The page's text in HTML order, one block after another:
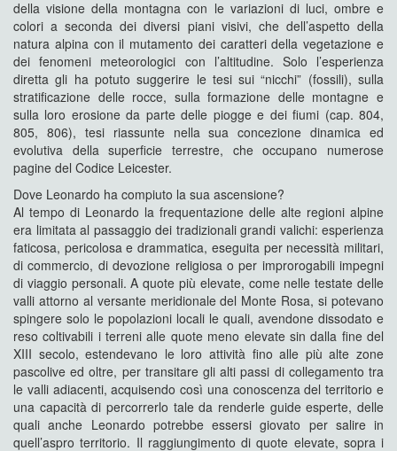
della visione della montagna con le variazioni di luci, ombre e
colori a seconda dei diversi piani visivi, che dell’aspetto della
natura alpina con il mutamento dei caratteri della vegetazione e
dei fenomeni meteorologici con l’altitudine. Solo l’esperienza
diretta gli ha potuto suggerire le tesi sui “nicchi” (fossili), sulla
stratificazione delle rocce, sulla formazione delle montagne e
sulla loro erosione da parte delle piogge e dei fiumi (cap. 804,
805, 806), tesi riassunte nella sua concezione dinamica ed
evolutiva della superficie terrestre, che occupano numerose
pagine del Codice Leicester.
Dove Leonardo ha compiuto la sua ascensione?
Al tempo di Leonardo la frequentazione delle alte regioni alpine
era limitata al passaggio dei tradizionali grandi valichi: esperienza
faticosa, pericolosa e drammatica, eseguita per necessità militari,
di commercio, di devozione religiosa o per improrogabili impegni
di viaggio personali. A quote più elevate, come nelle testate delle
valli attorno al versante meridionale del Monte Rosa, si potevano
spingere solo le popolazioni locali le quali, avendone dissodato e
reso coltivabili i terreni alle quote meno elevate sin dalla fine del
XIII secolo, estendevano le loro attività fino alle più alte zone
pascolive ed oltre, per transitare gli alti passi di collegamento tra
le valli adiacenti, acquisendo così una conoscenza del territorio e
una capacità di percorrerlo tale da renderle guide esperte, delle
quali anche Leonardo potrebbe essersi giovato per salire in
quell’aspro territorio. Il raggiungimento di quote elevate, sopra i